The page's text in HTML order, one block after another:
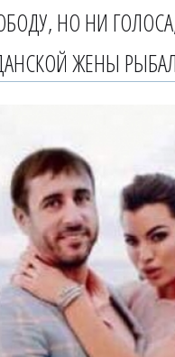
НО НИ
ЖЕНЫ